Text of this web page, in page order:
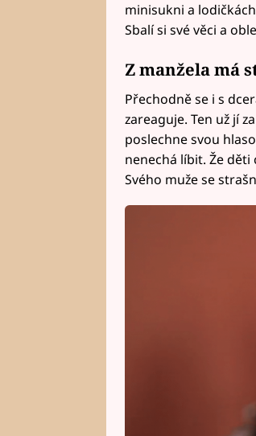
minisukni a
Sbalí si své věci a
Z manžela má
Přechodně se i s
zareaguje. Ten už jí
poslechne svou
nenechá líbit. Že
Svého muže se